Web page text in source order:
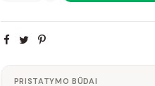
PRISTATYMO BŪDAI